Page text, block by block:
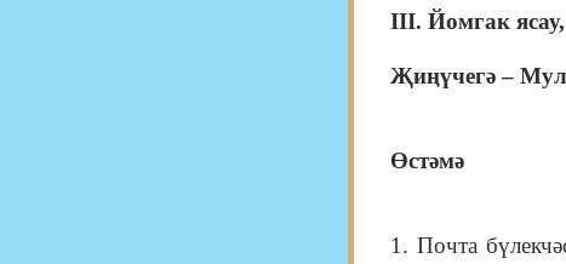
III. Йомгак
Җиңүчегә –
Өстәмә
1. Почта